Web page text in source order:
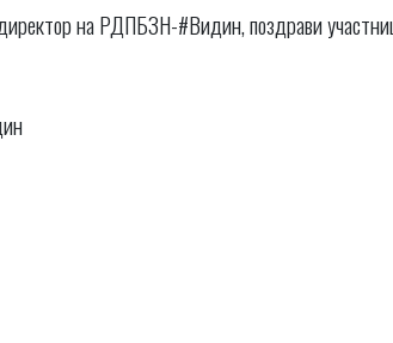
на РДПБЗН-#Видин, поздрави